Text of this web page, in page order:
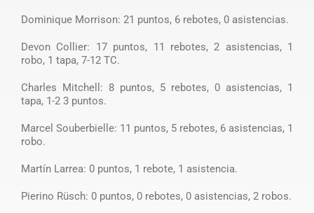
Dominique Morrison: 21 puntos, 6 rebotes, 0 asistencias.
Devon Collier: 17 puntos, 11 rebotes, 2 asistencias, 1
robo, 1 tapa, 7-12 TC.
Charles Mitchell: 8 puntos, 5 rebotes, 0 asistencias, 1
tapa, 1-2 3 puntos.
Marcel Souberbielle: 11 puntos, 5 rebotes, 6 asistencias, 1
robo.
Martín Larrea: 0 puntos, 1 rebote, 1 asistencia.
Pierino Rüsch: 0 puntos, 0 rebotes, 0 asistencias, 2 robos.